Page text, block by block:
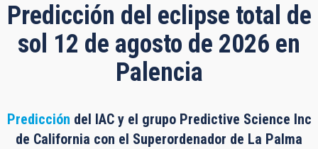
Predicción del eclipse total de
sol 12 de agosto de 2026 en
Palencia
Predicción del IAC y el grupo Predictive Science Inc
de California con el Superordenador de La Palma